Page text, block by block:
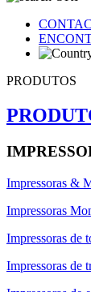
PRODUTOS
Impressoras &
Impressoras
Impressoras de
Impressoras de